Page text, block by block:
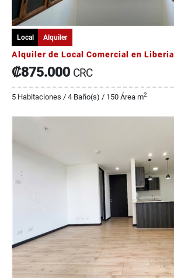
Local Alquiler
Alquiler de Local Comercial en Liberia
₡875.000 CRC
5 Habitaciones / 4 Baño(s) / 150 Área m2